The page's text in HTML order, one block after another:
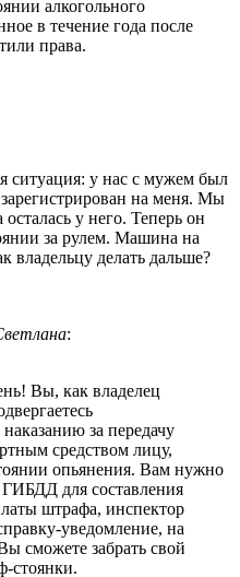
алкогольного
в течение года после
права.
ситуация: у нас с мужем был
на меня. Мы
у него. Теперь он
за рулем. Машина на
владельцу делать дальше?
:
Вы, как владелец
за передачу
средством лицу,
опьянения. Вам нужно
ГИБДД для составления
штрафа, инспектор
уведомление, на
сможете забрать свой
стоянки.